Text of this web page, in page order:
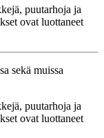
puutarhoja ja
ovat luottaneet
sekä muissa
puutarhoja ja
ovat luottaneet